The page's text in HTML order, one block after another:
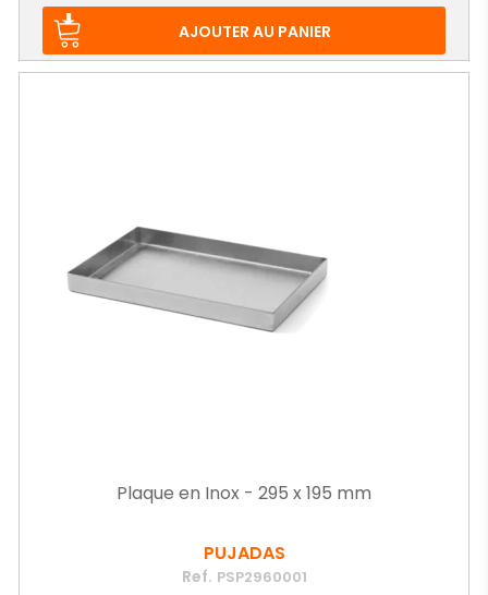
AJOUTER AU PANIER
Plaque en Inox - 295 x 195 mm
PUJADAS
Ref. PSP2960001